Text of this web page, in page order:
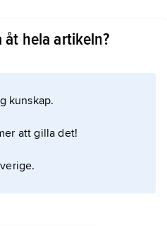
inträffar då snö vid
eller
hela artikeln?
kunskap.
att gilla det!